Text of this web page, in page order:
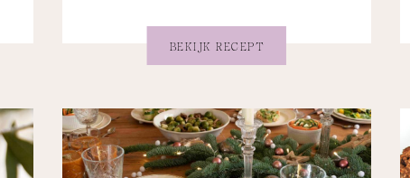
BEKIJK RECEPT